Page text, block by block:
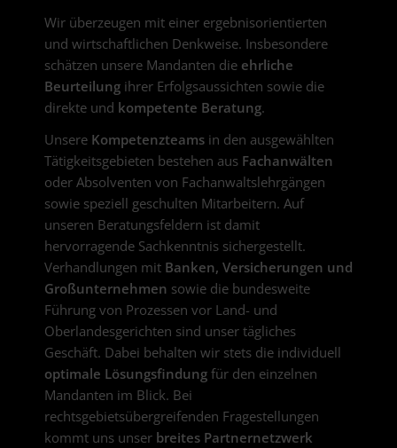
Wir überzeugen mit einer ergebnisorientierten
und wirtschaftlichen Denkweise. Insbesondere
schätzen unsere Mandanten die ehrliche
Beurteilung ihrer Erfolgsaussichten sowie die
direkte und kompetente Beratung.
Unsere Kompetenzteams in den ausgewählten
Tätigkeitsgebieten bestehen aus Fachanwälten
oder Absolventen von Fachanwaltslehrgängen
sowie speziell geschulten Mitarbeitern. Auf
unseren Beratungsfeldern ist damit
hervorragende Sachkenntnis sichergestellt.
Verhandlungen mit Banken, Versicherungen und
Großunternehmen sowie die bundesweite
Führung von Prozessen vor Land- und
Oberlandesgerichten sind unser tägliches
Geschäft. Dabei behalten wir stets die individuell
optimale Lösungsfindung für den einzelnen
Mandanten im Blick. Bei
rechtsgebietsübergreifenden Fragestellungen
kommt uns unser breites Partnernetzwerk